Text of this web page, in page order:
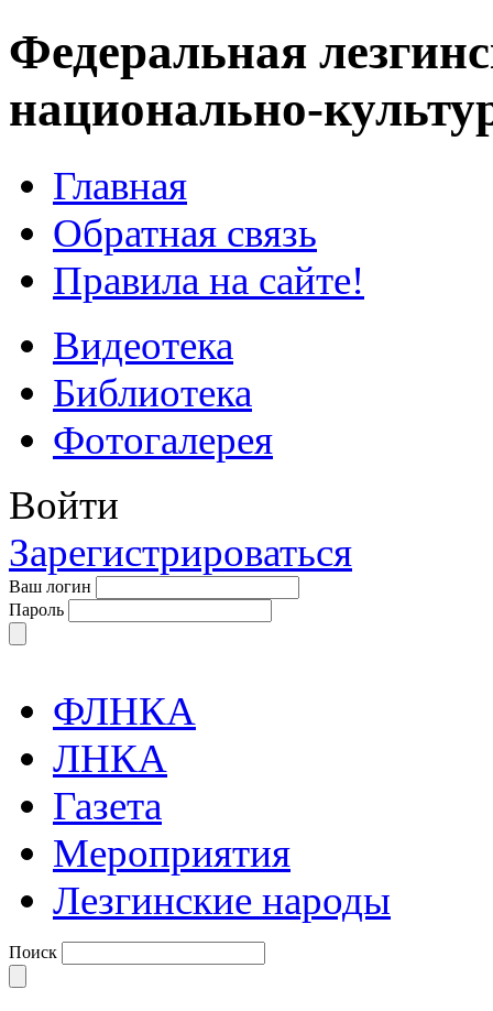
Федеральная
национально-
Главная
Обратная связь
Правила на сайте!
Видеотека
Библиотека
Фотогалерея
Войти
Зарегистрироваться
Ваш логин
Пароль
ФЛНКА
ЛНКА
Газета
Мероприятия
Лезгинские народы
Поиск